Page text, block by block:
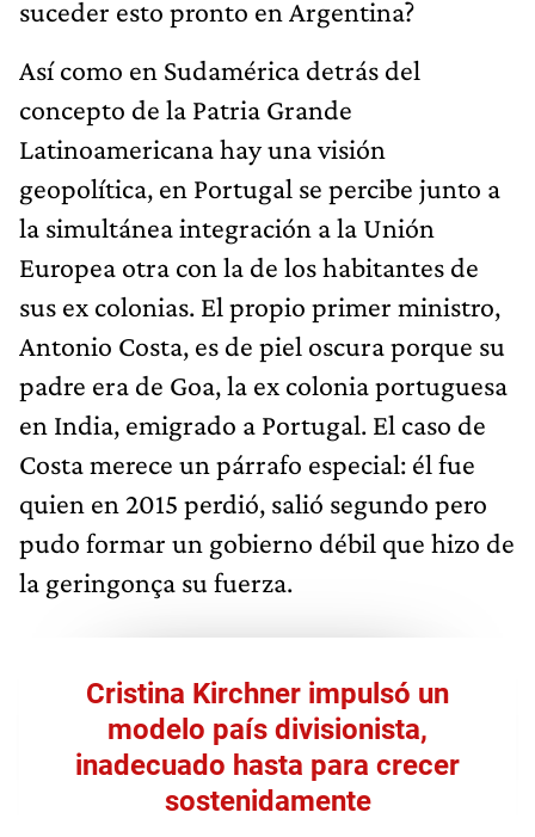
suceder esto pronto en Argentina?
Así como en Sudamérica detrás del
concepto de la Patria Grande
Latinoamericana hay una visión
geopolítica, en Portugal se percibe junto a
la simultánea integración a la Unión
Europea otra con la de los habitantes de
sus ex colonias. El propio primer ministro,
Antonio Costa, es de piel oscura porque su
padre era de Goa, la ex colonia portuguesa
en India, emigrado a Portugal. El caso de
Costa merece un párrafo especial: él fue
quien en 2015 perdió, salió segundo pero
pudo formar un gobierno débil que hizo de
la geringonça su fuerza.
Cristina Kirchner impulsó un
modelo país divisionista,
inadecuado hasta para crecer
sostenidamente